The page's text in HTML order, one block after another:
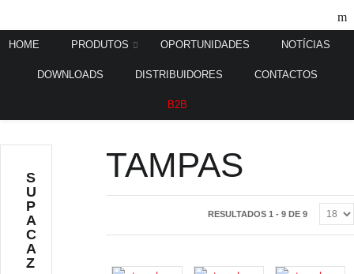
HOME PRODUTOS OPORTUNIDADES NOTÍCIAS
DOWNLOADS DISTRIBUIDORES CONTACTOS
B2B
Tampas
TAMPAS
RESULTADOS 1 - 9 DE 9
S
U
P
A
C
A
Z